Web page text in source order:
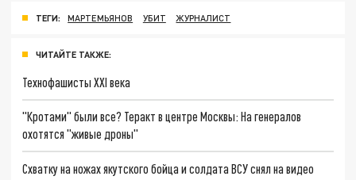
ТЕГИ: МАРТЕМЬЯНОВ УБИТ ЖУРНАЛИСТ
ЧИТАЙТЕ ТАКЖЕ:
Технофашисты XXI века
"Кротами" были все? Теракт в центре Москвы: На генералов
охотятся "живые дроны"
Схватку на ножах якутского бойца и солдата ВСУ снял на видео